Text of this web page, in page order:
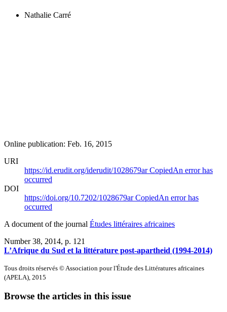
Nathalie Carré
Online publication: Feb. 16, 2015
URI
https://id.erudit.org/iderudit/1028679arCopiedAn error has
occurred
DOI
https://doi.org/10.7202/1028679arCopiedAn error has
occurred
A document of the journal Études littéraires africaines
Number 38, 2014, p. 121
L’Afrique du Sud et la littérature post-apartheid (1994-2014)
Tous droits réservés © Association pour l'Étude des Littératures africaines
(APELA), 2015
Browse the articles in this issue